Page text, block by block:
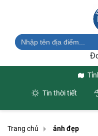
Tin thời tiết
Trang chủ ảnh đẹp